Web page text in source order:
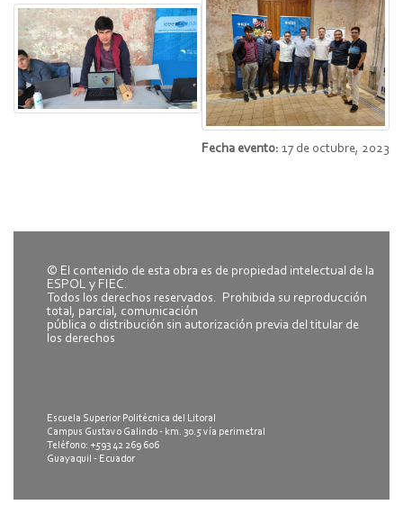
Fecha evento: 17 de octubre, 2023
© El contenido de esta obra es de propiedad intelectual de la
ESPOL y FIEC.
Todos los derechos reservados. Prohibida su reproducción
total, parcial, comunicación
pública o distribución sin autorización previa del titular de
los derechos
Escuela Superior Politécnica del Litoral
Campus Gustavo Galindo - km. 30.5 vía perimetral
Teléfono: +593 42 269 606
Guayaquil - Ecuador